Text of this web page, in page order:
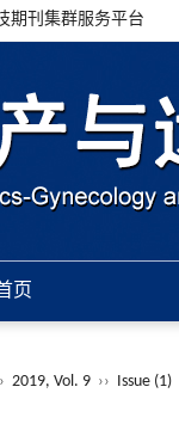
期刊集群服务平台
页
2019, Vol. 9 ›› Issue (1)